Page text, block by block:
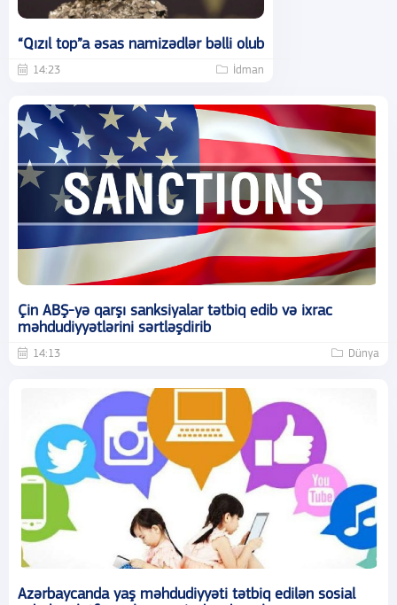
“Qızıl top”a əsas namizədlər bəlli olub
14:23 İdman
Çin ABŞ-yə qarşı sanksiyalar tətbiq edib və ixrac
məhdudiyyətlərini sərtləşdirib
14:13 Dünya
Azərbaycanda yaş məhdudiyyəti tətbiq edilən sosial